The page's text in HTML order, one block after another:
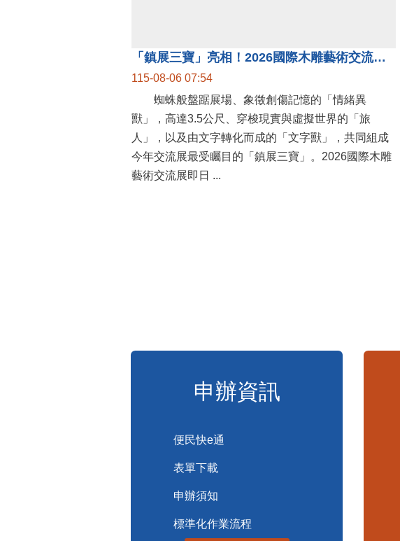
「鎮展三寶」亮相！2026國際木雕藝術交流展登場 國際木雕競賽得獎入圍名單同步揭曉
115-08-06 07:54
蜘蛛般盤踞展場、象徵創傷記憶的「情緒異
獸」，高達3.5公尺、穿梭現實與虛擬世界的「旅
人」，以及由文字轉化而成的「文字獸」，共同組成
今年交流展最受矚目的「鎮展三寶」。2026國際木雕
藝術交流展即日 ...
申辦資訊
便民快e通
表單下載